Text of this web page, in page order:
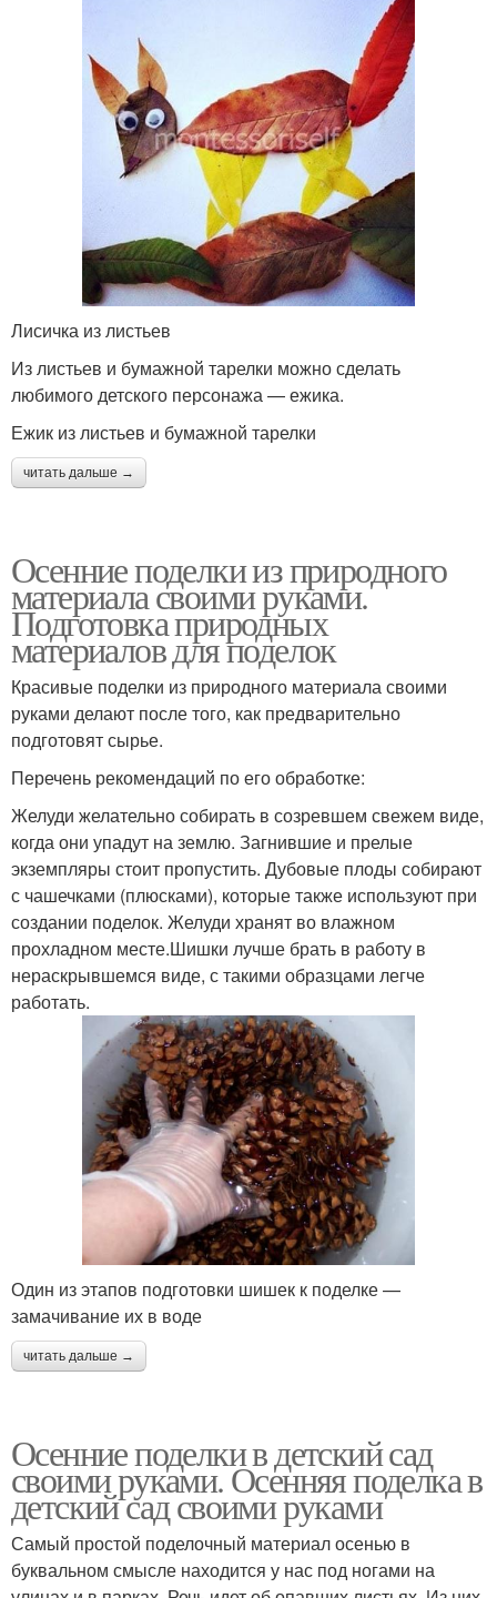
Лисичка из листьев
Из листьев и бумажной тарелки можно сделать
любимого детского персонажа — ежика.
Ежик из листьев и бумажной тарелки
читать дальше →
Осенние поделки из природного
материала своими руками.
Подготовка природных
материалов для поделок
Красивые поделки из природного материала своими
руками делают после того, как предварительно
подготовят сырье.
Перечень рекомендаций по его обработке:
Желуди желательно собирать в созревшем свежем виде,
когда они упадут на землю. Загнившие и прелые
экземпляры стоит пропустить. Дубовые плоды собирают
с чашечками (плюсками), которые также используют при
создании поделок. Желуди хранят во влажном
прохладном месте.Шишки лучше брать в работу в
нераскрывшемся виде, с такими образцами легче
работать.
Один из этапов подготовки шишек к поделке —
замачивание их в воде
читать дальше →
Осенние поделки в детский сад
своими руками. Осенняя поделка в
детский сад своими руками
Самый простой поделочный материал осенью в
буквальном смысле находится у нас под ногами на